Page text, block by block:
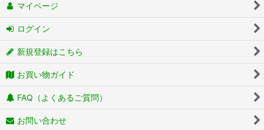
マイページ
ログイン
新規登録はこちら
お買い物ガイド
FAQ（よくあるご質問）
お問い合わせ